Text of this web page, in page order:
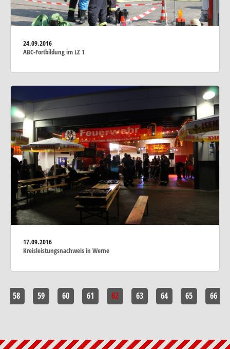
24.09.2016
ABC-Fortbildung im LZ 1
17.09.2016
Kreisleistungsnachweis in Werne
58 59 60 61 62 63 64 65 66